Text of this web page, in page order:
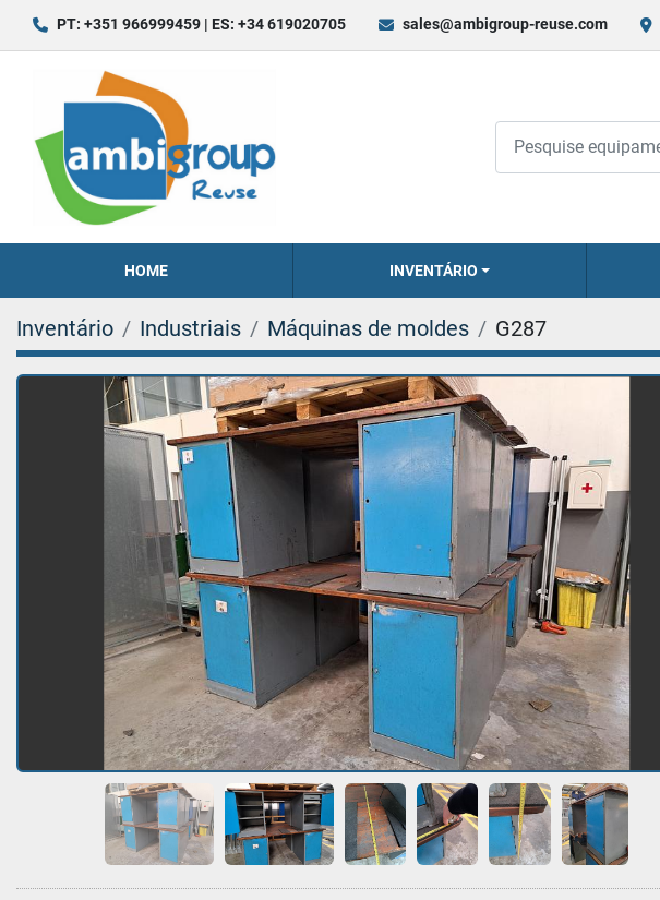
PT: +351 966999459 | ES: +34 619020705 sales@ambigroup-reuse.com
HOME INVENTÁRIO
Inventário Industriais Máquinas de moldes G287